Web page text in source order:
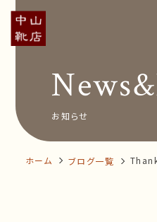
Insole
お知らせ
ホーム ブログ一覧